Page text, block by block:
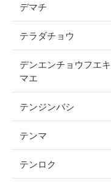
デマチ
テラダチョウ
デンエンチョウフエキ
マエ
テンジンバシ
テンマ
テンロク